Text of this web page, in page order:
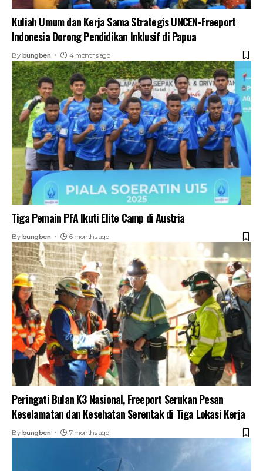
Kuliah Umum dan Kerja Sama Strategis UNCEN-Freeport
Indonesia Dorong Pendidikan Inklusif di Papua
By bungben 4 months ago
Tiga Pemain PFA Ikuti Elite Camp di Austria
By bungben 6 months ago
Peringati Bulan K3 Nasional, Freeport Serukan Pesan
Keselamatan dan Kesehatan Serentak di Tiga Lokasi Kerja
By bungben 7 months ago